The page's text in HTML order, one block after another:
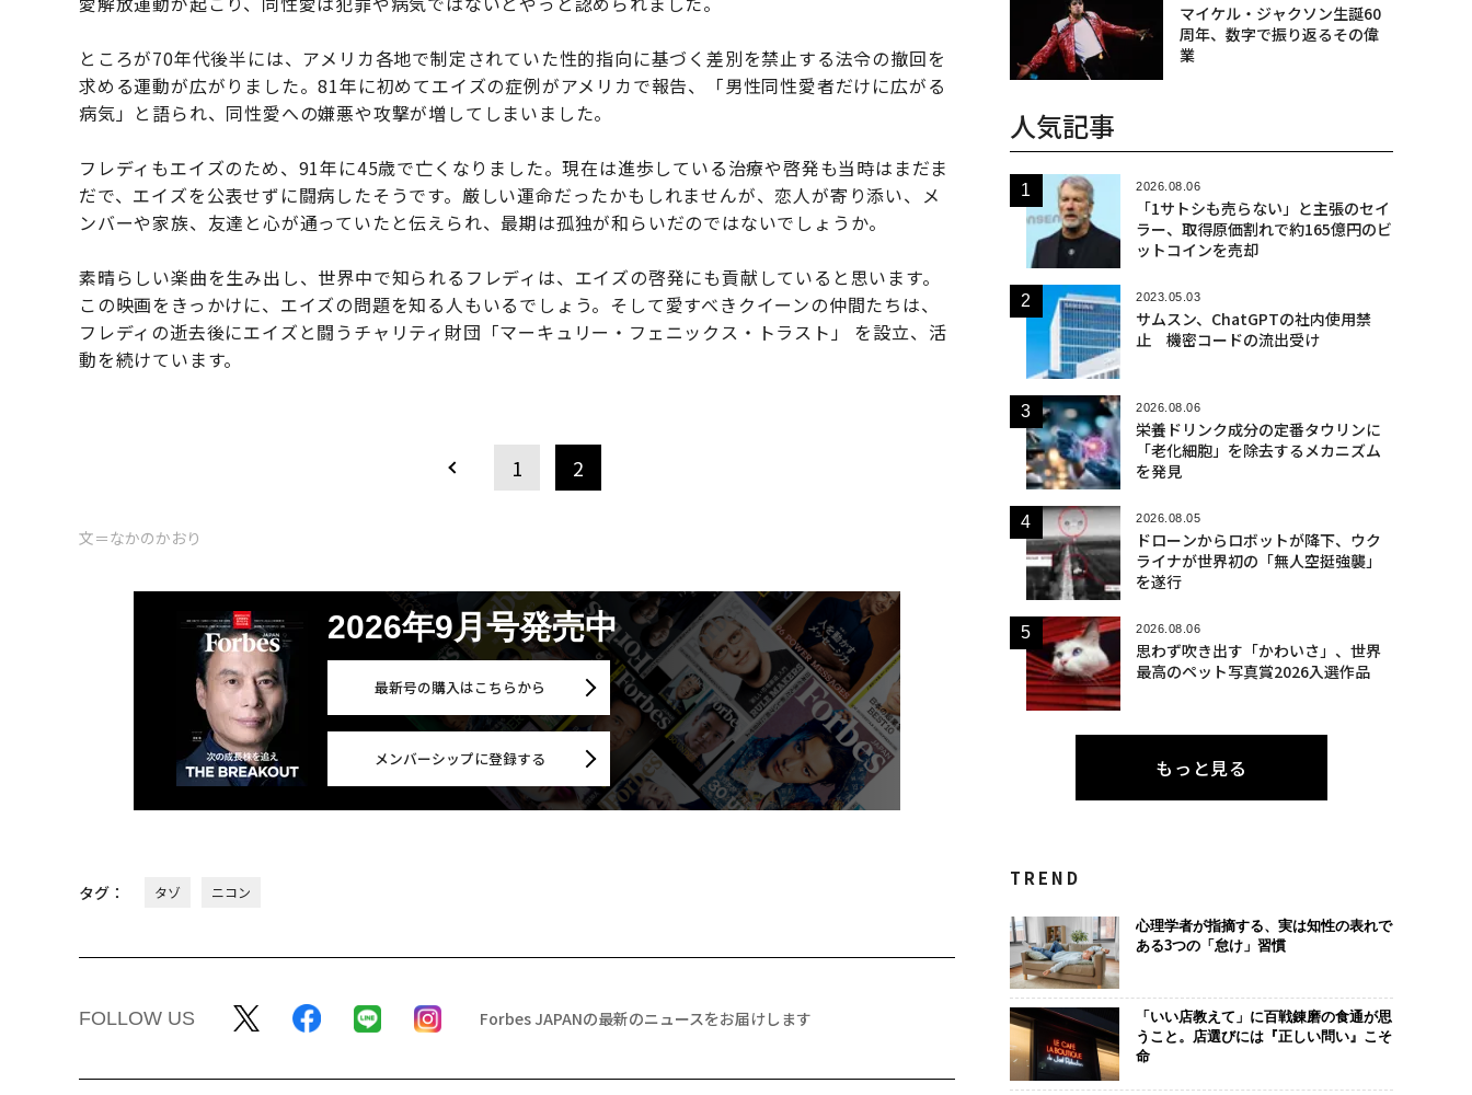
ところが70年代後半には、アメリカ各地で制定されていた性的指向に基づく差別を禁止する法令の撤回を
求める運動が広がりました。81年に初めてエイズの症例がアメリカで報告、「男性同性愛者だけに広がる
病気」と語られ、同性愛への嫌悪や攻撃が増してしまいました。
フレディもエイズのため、91年に45歳で亡くなりました。現在は進歩している治療や啓発も当時はまだま
だで、エイズを公表せずに闘病したそうです。厳しい運命だったかもしれませんが、恋人が寄り添い、メ
ンバーや家族、友達と心が通っていたと伝えられ、最期は孤独が和らいだのではないでしょうか。
素晴らしい楽曲を生み出し、世界中で知られるフレディは、エイズの啓発にも貢献していると思います。
この映画をきっかけに、エイズの問題を知る人もいるでしょう。そして愛すべきクイーンの仲間たちは、
フレディの逝去後にエイズと闘うチャリティ財団「マーキュリー・フェニックス・トラスト」 を設立、活
動を続けています。
1 2
文＝なかのかおり
2026年9月号発売中
最新号の購入はこちらから
メンバーシップに登録する
タグ： タゾ ニコン
FOLLOW US Forbes JAPANの最新のニュースをお届けします
マイケル・ジャクソン生誕60
周年、数字で振り返るその偉
業
人気記事
2026.08.06
「1サトシも売らない」と主張のセイ
ラー、取得原価割れで約165億円のビ
ットコインを売却
2023.05.03
サムスン、ChatGPTの社内使用禁
止 機密コードの流出受け
2026.08.06
栄養ドリンク成分の定番タウリンに
「老化細胞」を除去するメカニズム
を発見
2026.08.05
ドローンからロボットが降下、ウク
ライナが世界初の「無人空挺強襲」
を遂行
2026.08.06
思わず吹き出す「かわいさ」、世界
最高のペット写真賞2026入選作品
もっと見る
TREND
心理学者が指摘する、実は知性の表れで
ある3つの「怠け」習慣
「いい店教えて」に百戦錬磨の食通が思
うこと。店選びには『正しい問い』こそ
命